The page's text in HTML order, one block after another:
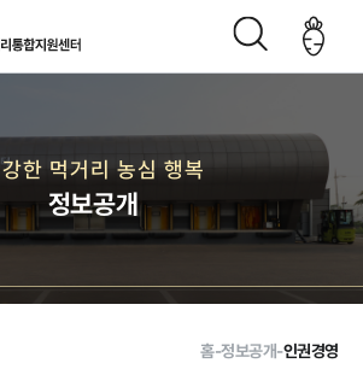
재단연
혁
재단비
전
성도
오시는
길
한 먹거리 농심 행복
정보공개
홈-정보공개-인권경영